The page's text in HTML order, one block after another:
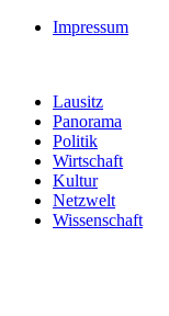
Impressum
Lausitz
Panorama
Politik
Wirtschaft
Kultur
Netzwelt
Wissenschaft